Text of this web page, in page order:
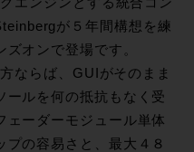
が５年間構想を練
オンで登場です。
ならば、GUIがそのまま
ールを何の抵抗もなく受
ェーダーモジュール単体
の容易さと、最大４８